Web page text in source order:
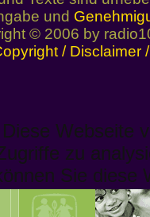
und
© 2006 by
/ Disclaimer
Webseite
zu
Sie diese